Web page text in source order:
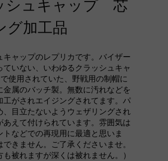
ュキャップ 芯
加工品
ャップのレプリカです。バイザー
いない、いわゆるクラッシュキャ
使用されていた、野戦用の制帽に
属のバッチ製。無数に汚れなどを
がされエイジングされてます。パ
目立たないようウェザリングされ
えて付けられています。雰囲気は
などでの再現用に最適と思いま
きません。ご了承くださいませ。
被れますが深くは被れません。）